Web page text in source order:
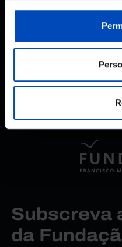
sobre cookies através da
Política de
Os jovens
Subscreva
da